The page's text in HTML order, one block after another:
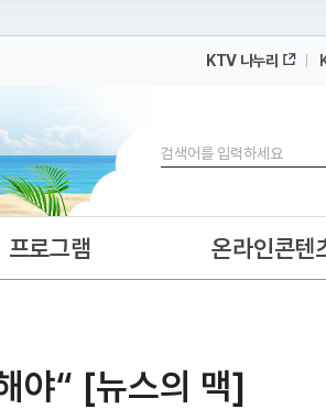
해 보세요
KTV 나누리
검색
프로그램 온라인콘텐
야“ [뉴스의 맥]